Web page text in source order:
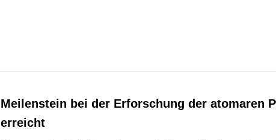
Meilenstein bei der Erforschung der atomaren
erreicht